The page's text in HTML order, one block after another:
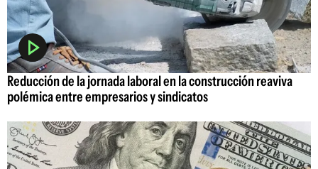
Reducción de la jornada laboral en la construcción reaviva
polémica entre empresarios y sindicatos